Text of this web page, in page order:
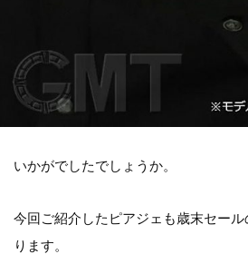
いかがでしたでしょうか。
今回ご紹介したピアジェも歳末セー
ります。